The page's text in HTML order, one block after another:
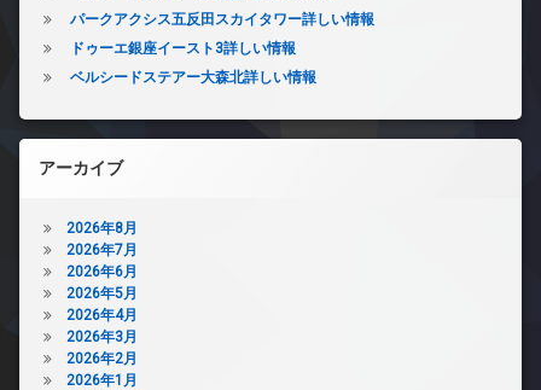
パークアクシス五反田スカイタワー詳しい情報
ドゥーエ銀座イースト3詳しい情報
ベルシードステアー大森北詳しい情報
アーカイブ
2026年8月
2026年7月
2026年6月
2026年5月
2026年4月
2026年3月
2026年2月
2026年1月